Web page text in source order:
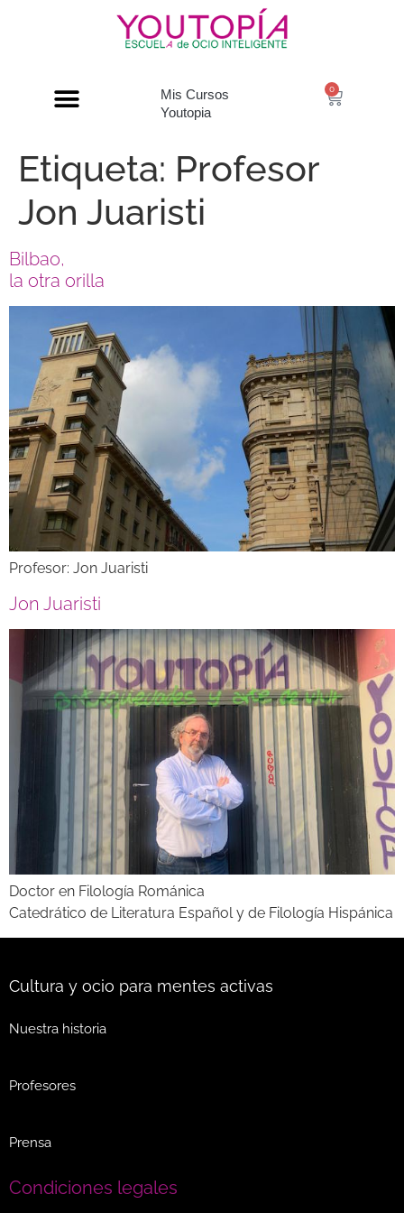
Mis Cursos
Youtopia
0
Etiqueta: Profesor
Jon Juaristi
Bilbao,
la otra orilla
Profesor: Jon Juaristi
Jon Juaristi
Doctor en Filología Románica
Catedrático de Literatura Español y de Filología Hispánica
Cultura y ocio para mentes activas
Nuestra historia
Profesores
Prensa
Condiciones legales